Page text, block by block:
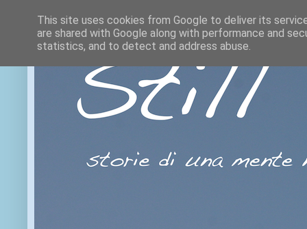
This site uses cookies from Google to deliver its
are shared with Google along with performance and
statistics, and to detect and address abuse.